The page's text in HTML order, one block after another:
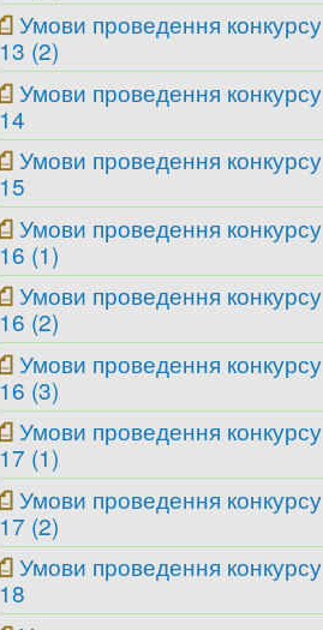
Умови проведення конкурсу
13 (2)
Умови проведення конкурсу
14
Умови проведення конкурсу
15
Умови проведення конкурсу
16 (1)
Умови проведення конкурсу
16 (2)
Умови проведення конкурсу
16 (3)
Умови проведення конкурсу
17 (1)
Умови проведення конкурсу
17 (2)
Умови проведення конкурсу
18